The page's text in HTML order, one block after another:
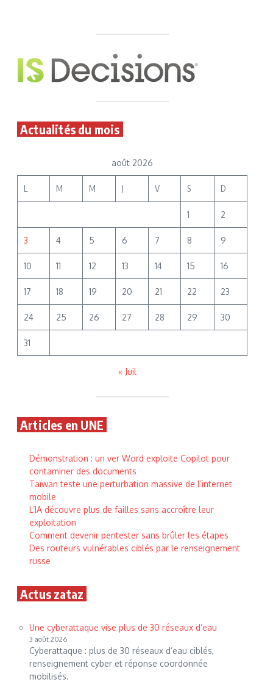
Actualités du mois
août 2026
L M M J V S D
1 2
3 4 5 6 7 8 9
10 11 12 13 14 15 16
17 18 19 20 21 22 23
24 25 26 27 28 29 30
31
« Juil
Articles en UNE
Démonstration : un ver Word exploite Copilot pour
contaminer des documents
Taïwan teste une perturbation massive de l’internet
mobile
L’IA découvre plus de failles sans accroître leur
exploitation
Comment devenir pentester sans brûler les étapes
Des routeurs vulnérables ciblés par le renseignement
russe
Actus zataz
Une cyberattaque vise plus de 30 réseaux d’eau
3 août 2026
Cyberattaque : plus de 30 réseaux d’eau ciblés,
renseignement cyber et réponse coordonnée
mobilisés.